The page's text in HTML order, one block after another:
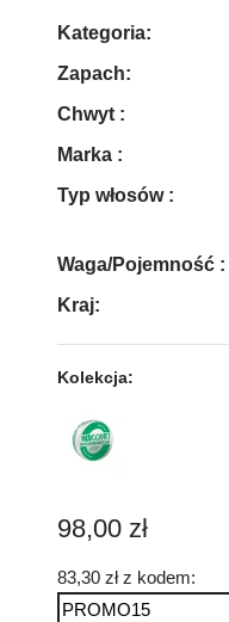
Kategoria:
Zapach:
Chwyt :
Marka :
Typ włosów :
Waga/Pojemność :
Kraj:
Kolekcja:
98,00 zł
83,30 zł z kodem: